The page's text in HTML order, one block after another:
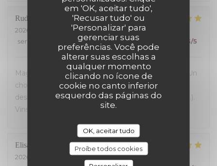
em 'OK, aceitar tudo',
'Recusar tudo' ou
'Personalizar' para
gerenciar suas
preferências. Você pode
alterar suas escolhas a
qualquer momento
clicando no ícone de
cookie no canto inferior
esquerdo das páginas do
site.
OK, aceitar tudo
Proíbe todos cookies
Rudy
2026-07-23
- 19:30 - guests 5
service
ambience: 5/5 menu: 5/5 5/5
Magnifique découverte! Accueil et service parfaits! Un
choix exceptionnel de viandes maturees...avec aussi
des alternatives de premier choix (homard, poisson...).
Vins fins. Une très belle adresse!
Elisabeth
2026-07-23
- 19:30 - guests 2